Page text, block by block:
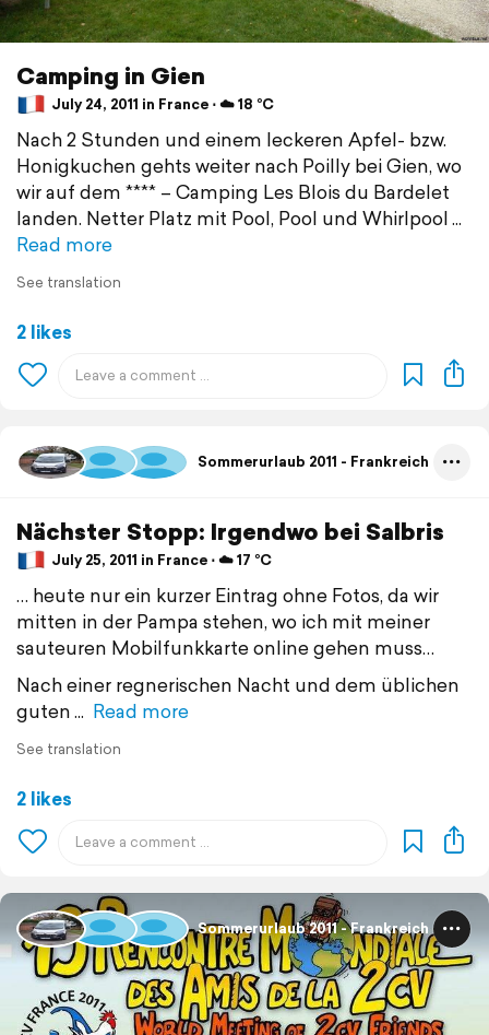
Camping in Gien
July 24, 2011 in France ⋅ ☁️ 18 °C
Nach 2 Stunden und einem leckeren Apfel- bzw.
Honigkuchen gehts weiter nach Poilly bei Gien, wo
wir auf dem **** – Camping Les Blois du Bardelet
landen. Netter Platz mit Pool, Pool und Whirlpool
Read more
See translation
2 likes
Sommerurlaub 2011 - Frankreich
Nächster Stopp: Irgendwo bei Salbris
July 25, 2011 in France ⋅ ☁️ 17 °C
… heute nur ein kurzer Eintrag ohne Fotos, da wir
mitten in der Pampa stehen, wo ich mit meiner
sauteuren Mobilfunkkarte online gehen muss…
Nach einer regnerischen Nacht und dem üblichen
guten
Read more
See translation
2 likes
Sommerurlaub 2011 - Frankreich